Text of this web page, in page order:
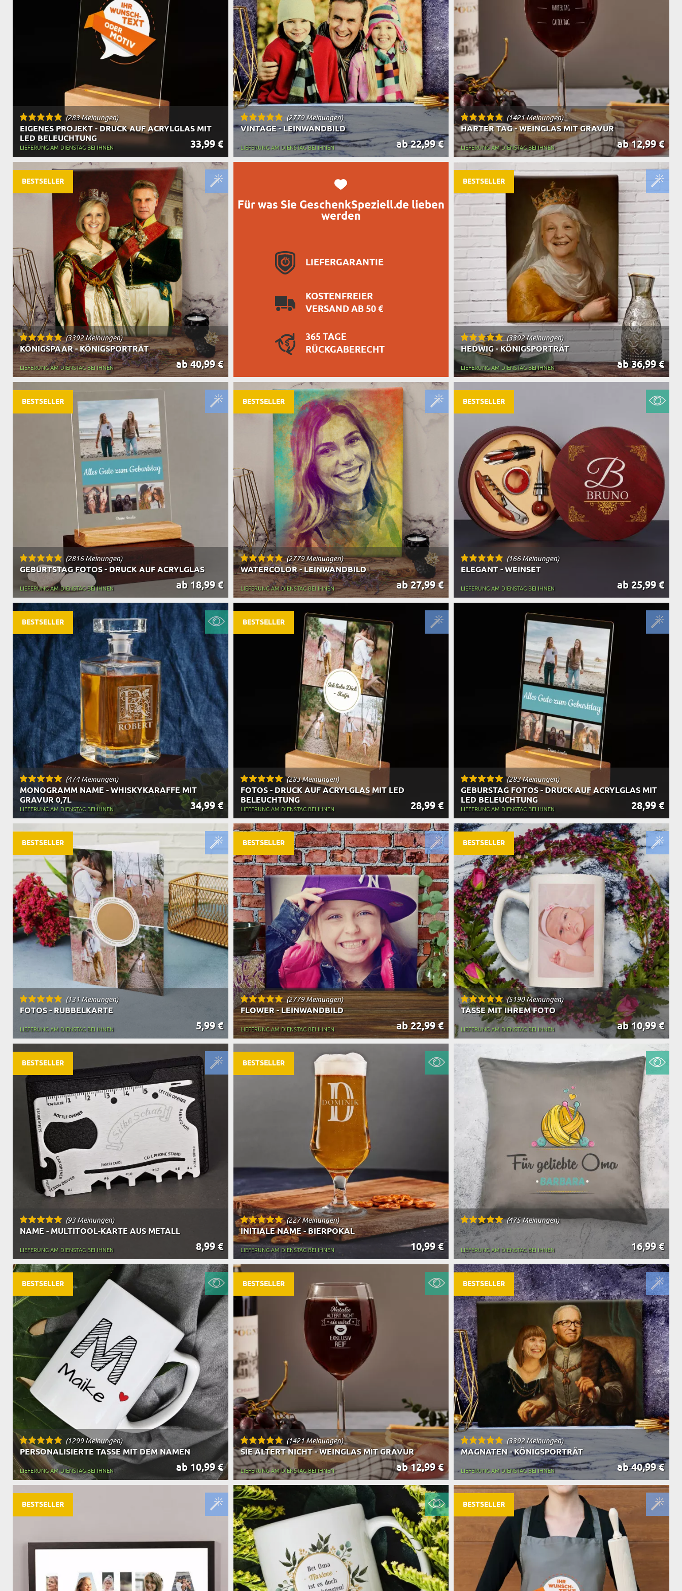
GESCHENKE FÜR SCHWIEGERELTERNART DES GESCHENKS
TASSEN BESTSELLER
(283 Meinungen)
EIGENES PROJEKT - DRUCK AUF ACRYLGLAS MIT
LED BELEUCHTUNG
33,99 €
LIEFERUNG AM DIENSTAG BEI IHNEN
(2779 Meinungen)
VINTAGE - LEINWANDBILD
ab 22,99 €
LIEFERUNG AM DIENSTAG BEI IHNEN
Für was Sie GeschenkSpeziell.de lieben
werden
LIEFERGARANTIE
KOSTENFREIER
VERSAND AB 50 €
365 TAGE
RÜCKGABERECHT
(1421 Meinungen)
HARTER TAG - WEINGLAS MIT GRAVUR
ab 12,99 €
LIEFERUNG AM DIENSTAG BEI IHNEN
(3392 Meinungen)
KÖNIGSPAAR - KÖNIGSPORTRÄT
ab 40,99 €
LIEFERUNG AM DIENSTAG BEI IHNEN
BESTSELLER
(3392 Meinungen)
HEDWIG - KÖNIGSPORTRÄT
ab 36,99 €
LIEFERUNG AM DIENSTAG BEI IHNEN
BESTSELLER
(2816 Meinungen)
GEBURTSTAG FOTOS - DRUCK AUF ACRYLGLAS
ab 18,99 €
LIEFERUNG AM DIENSTAG BEI IHNEN
BESTSELLER
(2779 Meinungen)
WATERCOLOR - LEINWANDBILD
ab 27,99 €
LIEFERUNG AM DIENSTAG BEI IHNEN
BESTSELLER
(283 Meinungen)
FOTOS - DRUCK AUF ACRYLGLAS MIT LED
BELEUCHTUNG
28,99 €
LIEFERUNG AM DIENSTAG BEI IHNEN
BESTSELLER
(166 Meinungen)
ELEGANT - WEINSET
ab 25,99 €
LIEFERUNG AM DIENSTAG BEI IHNEN
BESTSELLER
(474 Meinungen)
MONOGRAMM NAME - WHISKYKARAFFE MIT
GRAVUR 0,7L
34,99 €
LIEFERUNG AM DIENSTAG BEI IHNEN
BESTSELLER
(283 Meinungen)
GEBURSTAG FOTOS - DRUCK AUF ACRYLGLAS MIT
LED BELEUCHTUNG
28,99 €
LIEFERUNG AM DIENSTAG BEI IHNEN
(131 Meinungen)
FOTOS - RUBBELKARTE
5,99 €
LIEFERUNG AM DIENSTAG BEI IHNEN
BESTSELLER
(2779 Meinungen)
FLOWER - LEINWANDBILD
ab 22,99 €
LIEFERUNG AM DIENSTAG BEI IHNEN
BESTSELLER
(227 Meinungen)
INITIALE NAME - BIERPOKAL
10,99 €
LIEFERUNG AM DIENSTAG BEI IHNEN
BESTSELLER
(5190 Meinungen)
TASSE MIT IHREM FOTO
ab 10,99 €
LIEFERUNG AM DIENSTAG BEI IHNEN
BESTSELLER
(93 Meinungen)
NAME - MULTITOOL-KARTE AUS METALL
8,99 €
LIEFERUNG AM DIENSTAG BEI IHNEN
BESTSELLER
(475 Meinungen)
16,99 €
LIEFERUNG AM DIENSTAG BEI IHNEN
(1299 Meinungen)
PERSONALISIERTE TASSE MIT DEM NAMEN
ab 10,99 €
LIEFERUNG AM DIENSTAG BEI IHNEN
BESTSELLER
(1421 Meinungen)
SIE ALTERT NICHT - WEINGLAS MIT GRAVUR
ab 12,99 €
LIEFERUNG AM DIENSTAG BEI IHNEN
BESTSELLER
(3392 Meinungen)
MAGNATEN - KÖNIGSPORTRÄT
ab 40,99 €
LIEFERUNG AM DIENSTAG BEI IHNEN
BESTSELLER
BESTSELLER BESTSELLER